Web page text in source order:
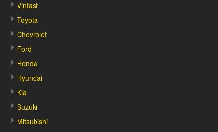
Vinfast
Toyota
Chevrolet
Ford
Honda
Hyundai
Kia
Suzuki
Mitsubishi